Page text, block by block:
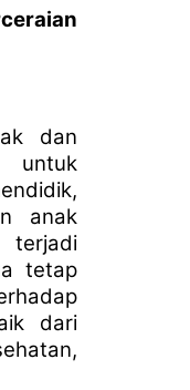
dan
anak
terjadi
tetap
dari